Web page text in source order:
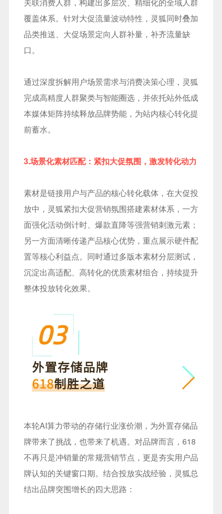
关联消费人群，构建出多层次、精细化的全域人群
覆盖体系。针对大促流量波动特性，灵狐同时叠加
品类推送、大促场景定向人群补量，补齐流量缺
口。
通过深度拆解用户场景需求与消费决策心理，灵狐
完成高精度人群聚类与智能圈选，并依托站外低成
本媒体矩阵持续释放品牌势能，为站内核心转化提
前蓄水。
3.场景化素材匹配：紧扣大促氛围，激发转化动力
素材是链接用户与产品的核心转化载体，在大促投
放中，灵狐紧扣大促营销氛围搭建素材体系，一方
面强化活动倒计时、爆款直降等强营销刺激元素；
另一方面清晰传递产品核心优势，重点展示硬件配
置等核心利益点。同时通过多版本素材分层测试，
沉淀出高适配、高转化的优质素材组合，持续提升
整体投放转化效果。
本轮AI算力带动的存储行业涨价潮，为外置存储品
牌带来了挑战，也带来了机遇。对品牌而言，618
不再只是冲销量的常规营销节点，更是夯实用户品
牌认知的关键窗口期。结合投放实战经验，灵狐总
结出品牌突围增长的四大思路：